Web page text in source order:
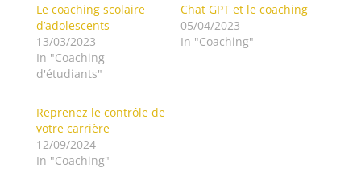
Le coaching scolaire
d’adolescents
13/03/2023
In "Coaching
d'étudiants"
Chat GPT et le coaching
05/04/2023
In "Coaching"
Reprenez le contrôle de
votre carrière
12/09/2024
In "Coaching"